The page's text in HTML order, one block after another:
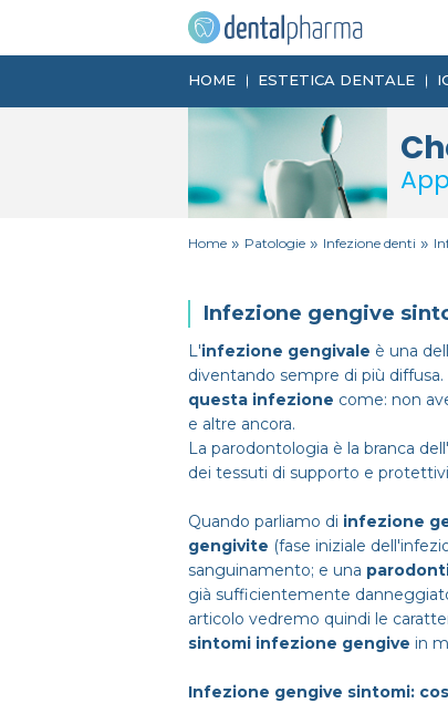
HOME ESTETICA DENTALE
Home » Patologie » Infezione denti »
Infezione gengive
L'infezione gengivale è una
diventando sempre di più diffusa.
questa infezione come: non
e altre ancora.
La parodontologia è la branca
dei tessuti di supporto e
Quando parliamo di infezione
gengivite (fase iniziale
sanguinamento; e una
già sufficientemente
articolo vedremo quindi le
sintomi infezione gengive in
Infezione gengive sintomi: